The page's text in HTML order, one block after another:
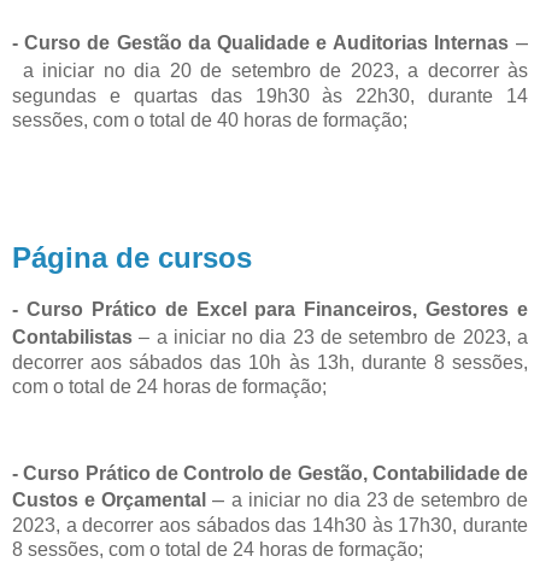
- Curso de Gestão da Qualidade e Auditorias Internas–
a iniciar no dia 20 de setembro de 2023, a decorrer às
segundas e quartas das 19h30 às 22h30, durante 14
sessões, com o total de 40 horas de formação;
Página de cursos
- Curso Prático de Excel para Financeiros, Gestores e
Contabilistas – a iniciar no dia 23 de setembro de 2023, a
decorrer aos sábados das 10h às 13h, durante 8 sessões,
com o total de 24 horas de formação;
- Curso Prático de Controlo de Gestão, Contabilidade de
Custos e Orçamental –a iniciar no dia 23 de setembro de
2023, a decorrer aos sábados das 14h30 às 17h30, durante
8 sessões, com o total de 24 horas de formação;